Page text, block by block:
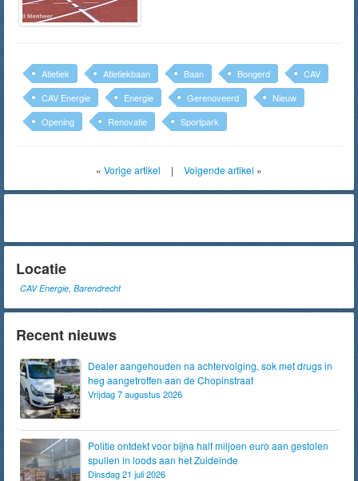
Atletiek Atletiekbaan Baan Bongerd
CAV
CAV Energie
Energie Gerenoveerd
Nieuw
Opening
Renovatie Sportpark
« Vorige artikel | Volgende artikel »
Locatie
CAV Energie, Barendrecht
Recent nieuws
Dealer aangehouden na achtervolging, sok met drugs in
heg aangetroffen aan de Chopinstraat
Vrijdag 7 augustus 2026
Politie ontdekt voor bijna half miljoen euro aan gestolen
spullen in loods aan het Zuideinde
Dinsdag 21 juli 2026